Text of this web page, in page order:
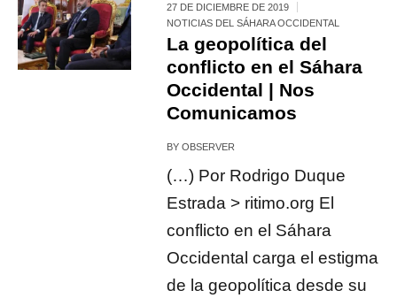
27 DE DICIEMBRE DE 2019
NOTICIAS DEL SÁHARA OCCIDENTAL
La geopolítica del
conflicto en el Sáhara
Occidental | Nos
Comunicamos
BYOBSERVER
(…) Por Rodrigo Duque
Estrada > ritimo.org El
conflicto en el Sáhara
Occidental carga el estigma
de la geopolítica desde su